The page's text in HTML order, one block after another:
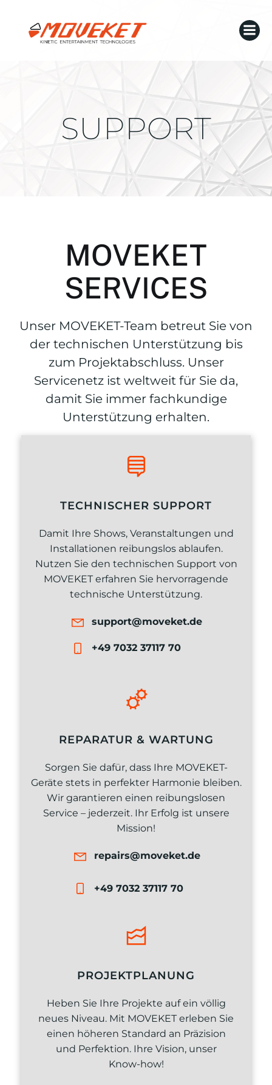
SUPPORT
MOVEKET
SERVICES
Unser MOVEKET-Team betreut Sie von
der technischen Unterstützung bis
zum Projektabschluss. Unser
Servicenetz ist weltweit für Sie da,
damit Sie immer fachkundige
Unterstützung erhalten.
TECHNISCHER SUPPORT
Damit Ihre Shows, Veranstaltungen und
Installationen reibungslos ablaufen.
Nutzen Sie den technischen Support von
MOVEKET erfahren Sie hervorragende
technische Unterstützung.
support@moveket.de
+49 7032 37117 70
REPARATUR & WARTUNG
Sorgen Sie dafür, dass Ihre MOVEKET-
Geräte stets in perfekter Harmonie bleiben.
Wir garantieren einen reibungslosen
Service – jederzeit. Ihr Erfolg ist unsere
Mission!
repairs@moveket.de
+49 7032 37117 70
PROJEKTPLANUNG
Heben Sie Ihre Projekte auf ein völlig
neues Niveau. Mit MOVEKET erleben Sie
einen höheren Standard an Präzision
und Perfektion. Ihre Vision, unser
Know-how!